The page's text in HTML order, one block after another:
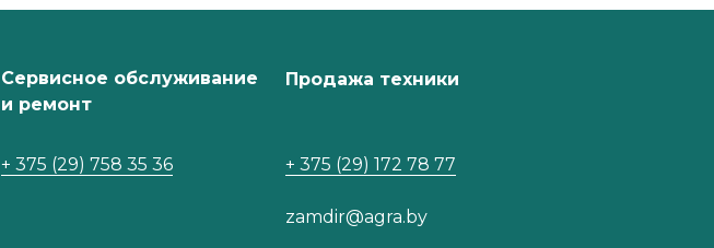
Сервисное обслуживание
и ремонт
+ 375 (29) 758 35 36
Продажа техники
+ 375 (29) 172 78 77
zamdir@agra.by